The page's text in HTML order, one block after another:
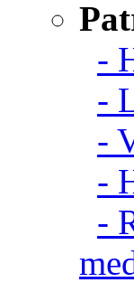
-
-
-
-
-